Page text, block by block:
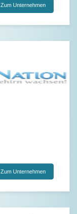
Zum Unternehmen
Zum Unternehmen